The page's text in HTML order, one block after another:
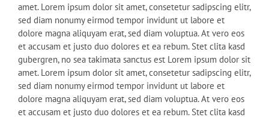
amet. Lorem ipsum dolor sit amet, consetetur sadipscing elitr,
sed diam nonumy eirmod tempor invidunt ut labore et
dolore magna aliquyam erat, sed diam voluptua. At vero eos
et accusam et justo duo dolores et ea rebum. Stet clita kasd
gubergren, no sea takimata sanctus est Lorem ipsum dolor sit
amet. Lorem ipsum dolor sit amet, consetetur sadipscing elitr,
sed diam nonumy eirmod tempor invidunt ut labore et
dolore magna aliquyam erat, sed diam voluptua. At vero eos
et accusam et justo duo dolores et ea rebum. Stet clita kasd